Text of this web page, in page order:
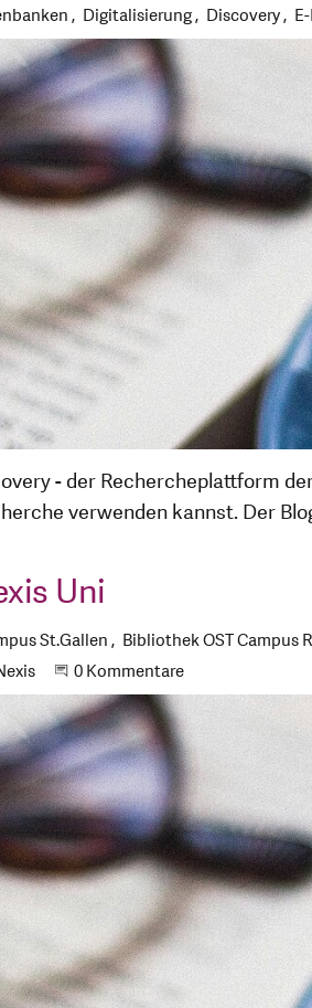
Digitalisierung Discovery
- der Rechercheplattform
verwenden kannst. Der
Uni
St.Gallen Bibliothek OST Campus
Beginne eine Unterhaltung
0 Kommentare